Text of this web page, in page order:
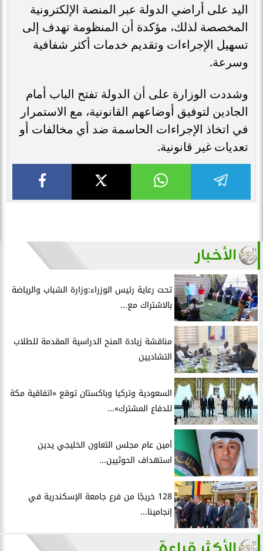
اليد على أراضي الدولة عبر المنصة الإلكترونية
المخصصة لذلك، مؤكدة أن المنظومة تهدف إلى
تسهيل الإجراءات وتقديم خدمات أكثر شفافية
وسرعة.
وشددت الوزارة على أن الدولة تفتح الباب أمام
الجادين لتوفيق أوضاعهم القانونية، مع الاستمرار
في اتخاذ الإجراءات الحاسمة ضد أي مخالفات أو
تعديات غير قانونية.
الأخبار
تحت رعاية رئيس الوزراء:وزارة الشباب والرياضة
بالاشتراك مع...
مناقشة زيادة المنح الدراسية المقدمة للطلاب
التشاديين
السعودية وتركيا وباكستان توقع «اتفاقية مكة
للدفاع المشترك»...
أمين عام مجلس التعاون الخليجي يدين
استهداف الحوثيين...
128 خريجًا من فرع جامعة الإسكندرية في
إنجامينا...